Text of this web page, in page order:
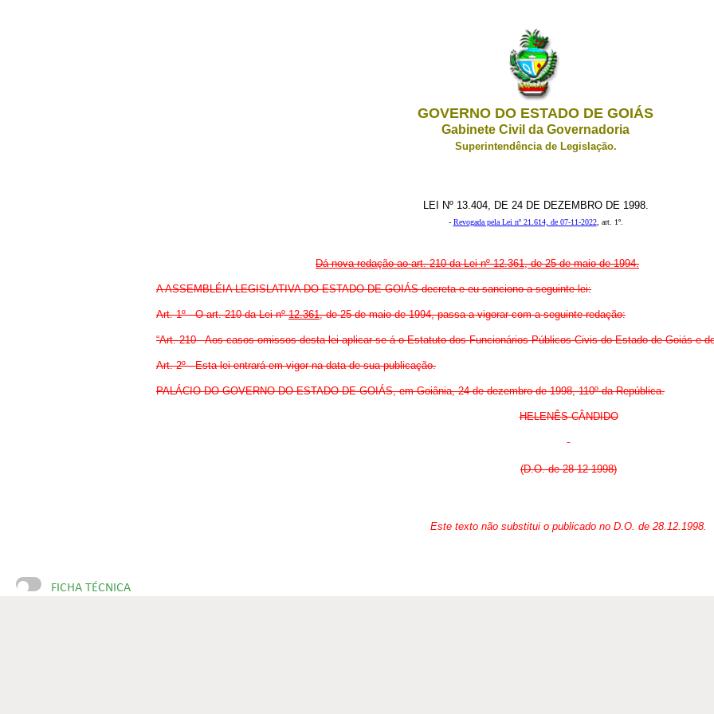
GOVERNO DO ESTADO DE GOIÁS
Gabinete Civil da Governadoria
Superintendência de Legislação.
LEI Nº 13.404, DE 24 DE DEZEMBRO DE 1998.
- Revogada pela Lei nº 21.614, de 07-11-2022, art. 1º.
Dá nova redação ao art. 210 da Lei nº 12.361, de 25 de maio de 1994.
A ASSEMBLÉIA LEGISLATIVA DO ESTADO DE GOIÁS decreta e eu sanciono a seguinte lei:
Art. 1º - O art. 210 da Lei nº12.361, de 25 de maio de 1994, passa a vigorar com a seguinte redação:
“Art. 210 - Aos casos omissos desta lei aplicar-se-á o Estatuto dos Funcionários Públicos Civis do Estado de Goiás e
Art. 2º - Esta lei entrará em vigor na data de sua publicação.
PALÁCIO DO GOVERNO DO ESTADO DE GOIÁS, em Goiânia, 24 de dezembro de 1998, 110º da República.
HELENÊS CÂNDIDO
(D.O. de 28-12-1998)
Este texto não substitui o publicado no D.O. de 28.12.1998.
FICHA TÉCNICA